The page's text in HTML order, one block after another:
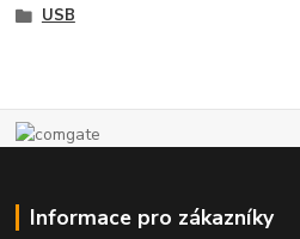
USB
Informace pro zákazníky